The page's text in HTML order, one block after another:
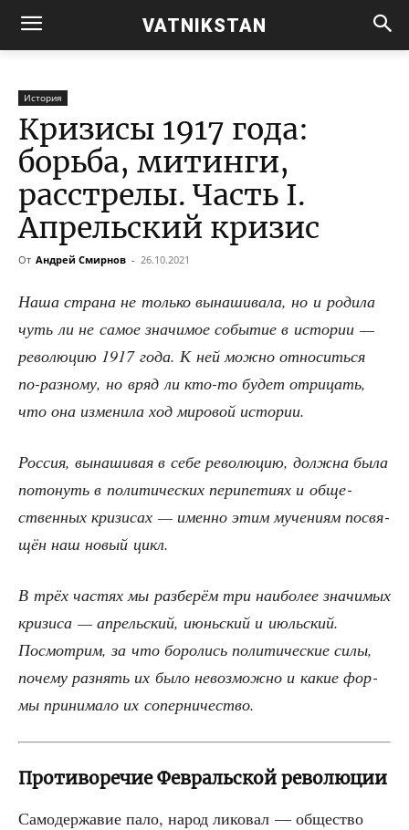
VATNIKSTAN
История
Кризисы 1917 года:
борьба, митинги,
расстрелы. Часть I.
Апрельский кризис
От Андрей Смирнов - 26.10.2021
Наша стра­на не толь­ко вына­ши­ва­ла, но и роди­ла
чуть ли не самое зна­чи­мое собы­тие в исто­рии —
рево­лю­цию 1917 года. К ней мож­но отно­сить­ся
по-раз­но­му, но вряд ли кто-то будет отри­цать,
что она изме­ни­ла ход миро­вой истории.
Рос­сия, вына­ши­вая в себе рево­лю­цию, долж­на была
пото­нуть в поли­ти­че­ских пери­пе­ти­ях и обще­
ствен­ных кри­зи­сах — имен­но этим муче­ни­ям посвя­
щён наш новый цикл.
В трёх частях мы раз­бе­рём три наи­бо­лее зна­чи­мых
кри­зи­са — апрель­ский, июнь­ский и июль­ский.
Посмот­рим, за что боро­лись поли­ти­че­ские силы,
поче­му раз­нять их было невоз­мож­но и какие фор­
мы при­ни­ма­ло их соперничество.
Противоречие Февральской революции
Само­дер­жа­вие пало, народ лико­вал — обще­ство